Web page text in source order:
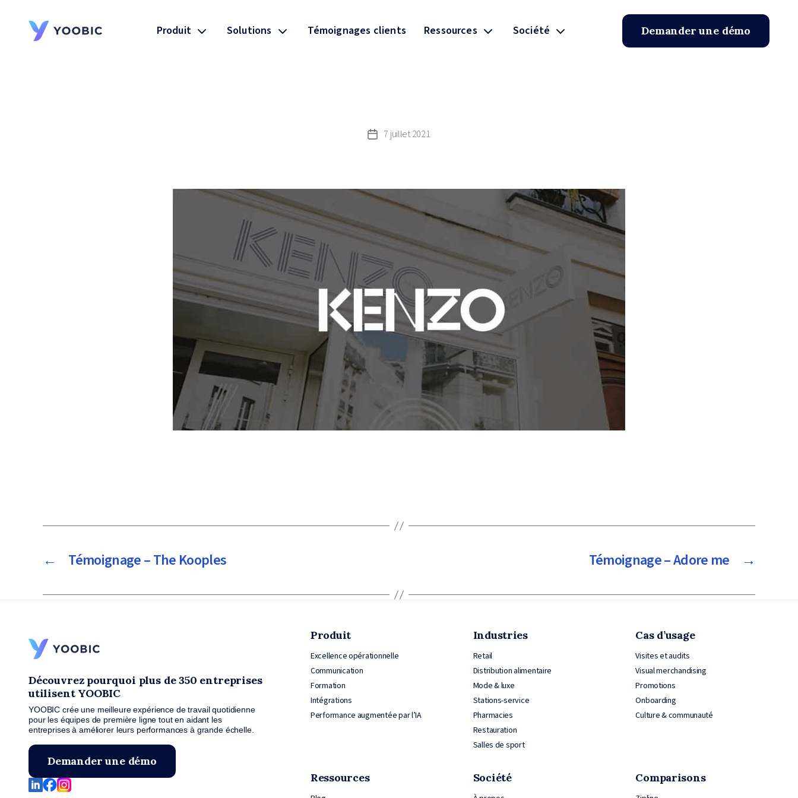
Produit Solutions Témoignages clients Ressources Société Demander une démo
Post7 juillet 2021
← Témoignage – The Kooples →
Témoignage – Adore me
Découvrez pourquoi plus de 350 entreprises
utilisent YOOBIC
YOOBIC crée une meilleure expérience de travail quotidienne
pour les équipes de première ligne tout en aidant les
entreprises à améliorer leurs performances à grande échelle.
Demander une démo
Produit
Excellence opérationnelle
Communication
Formation
Intégrations
Performance augmentée par l’IA
Industries
Retail
Distribution alimentaire
Mode & luxe
Stations-service
Pharmacies
Restauration
Salles de sport
Cas d’usage
Visites et audits
Visual merchandising
Promotions
Onboarding
Culture & communauté
Ressources Société Comparisons